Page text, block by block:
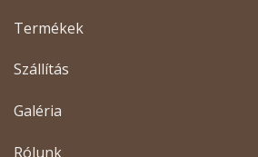
Termékek
Szállítás
Galéria
Rólunk